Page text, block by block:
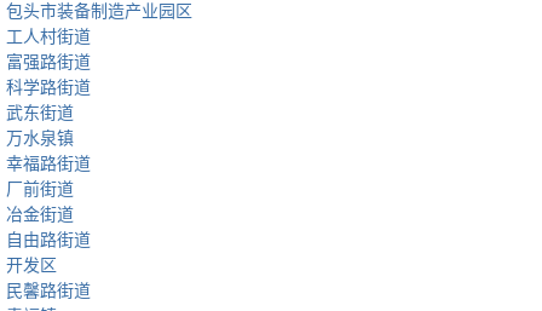
包头市装备制造产业园区
工人村街道
富强路街道
科学路街道
武东街道
万水泉镇
幸福路街道
厂前街道
冶金街道
自由路街道
开发区
民馨路街道